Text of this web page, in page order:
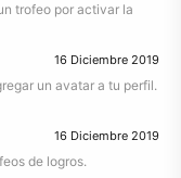
trofeo por activar la
16 Diciembre 2019
un avatar a tu perfil.
16 Diciembre 2019
de logros.